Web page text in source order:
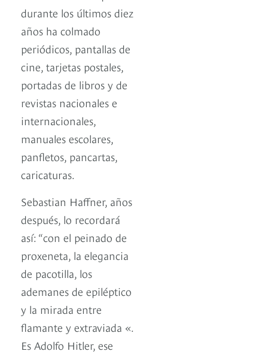
durante los últimos diez
años ha colmado
periódicos, pantallas de
cine, tarjetas postales,
portadas de libros y de
revistas nacionales e
internacionales,
manuales escolares,
panfletos, pancartas,
caricaturas.
Sebastian Haffner, años
después, lo recordará
así: “con el peinado de
proxeneta, la elegancia
de pacotilla, los
ademanes de epiléptico
y la mirada entre
flamante y extraviada «.
Es Adolfo Hitler, ese